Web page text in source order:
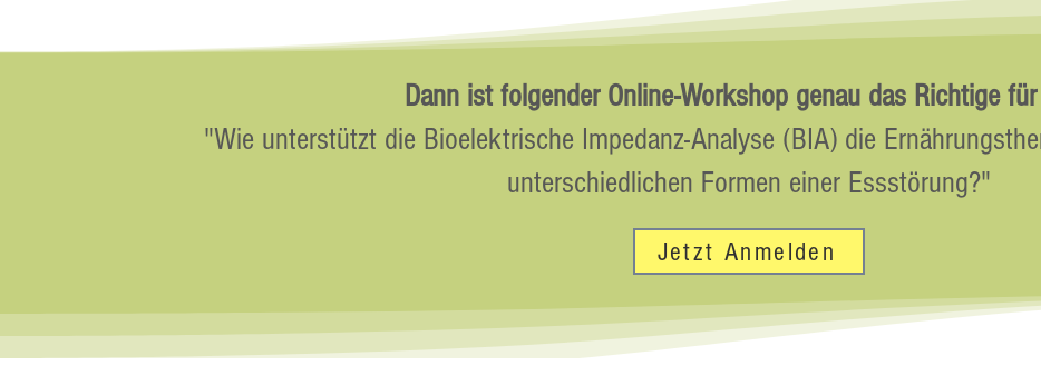
​Dann ist folgender Online-Workshop genau das Richtige für
"Wie unterstützt die Bioelektrische Impedanz-Analyse (BIA) die
unterschiedlichen Formen einer Essstörung?"
Jetzt Anmelden